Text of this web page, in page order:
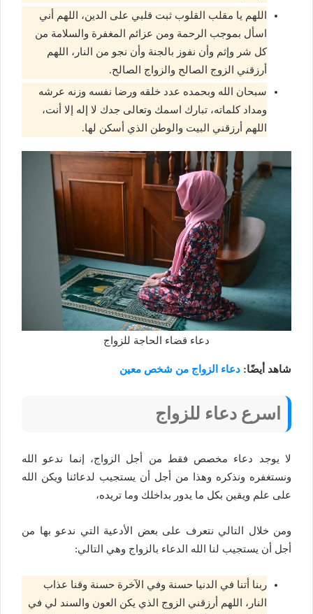
اللهم يا مقلب القلوب ثبت قلبي على الدين، اللهم أني
اسأل بموجب الرحمة ومن عزائم المغفرة والسلامة من
كل شر وإثم وأن نفوز بالجنة وأن نجو من النار، اللهم
أرزقني الزوج الصالح والزواج الصالح.
سبحان الله وبحمده عدد خلقه ورضا نفسه وزنه عرشه
ومداد كلماته، تبارك اسمك وتعالى جدك لا إله إلا أنت،
اللهم أرزقني البيت والوطن الذي أسكن لها.
دعاء قضاء الحاجة للزواج
شاهد أيضًا: دعاء الزواج من شخص معين
اسرع دعاء للزواج
لا يوجد دعاء مخصص فقط من أجل الزواج، إنما ندعو الله
ونستغفره ونذكره وهذا من أجل أن يستجيب لدعائنا ويكن الله
على علم ويقين بكل ما يدور بداخلك وما تريده،
ومن خلال التالي نتعرف على بعض الأدعية التي ندعو بها من
أجل أن يستجيب لنا الله الدعاء بالزواج وهي التالي:
ربنا أتنا في الدنيا حسنة وفي الآخرة حسنة وقنا عذاب
النار، اللهم أرزقني الزوج الذي يكن العون والسند لي في